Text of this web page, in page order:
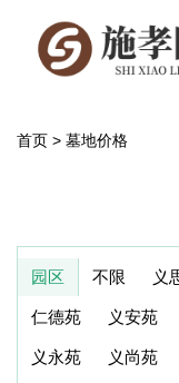
首页 > 墓地价格
园区 不限 义
仁德苑 义安苑
义永苑 义尚苑